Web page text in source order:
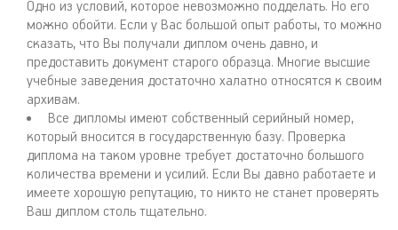
Одно из условий, которое невозможно подделать. Но его
можно обойти. Если у Вас большой опыт работы, то можно
сказать, что Вы получали диплом очень давно, и
предоставить документ старого образца. Многие высшие
учебные заведения достаточно халатно относятся к своим
архивам.
Все дипломы имеют собственный серийный номер,
который вносится в государственную базу. Проверка
диплома на таком уровне требует достаточно большого
количества времени и усилий. Если Вы давно работаете и
имеете хорошую репутацию, то никто не станет проверять
Ваш диплом столь тщательно.